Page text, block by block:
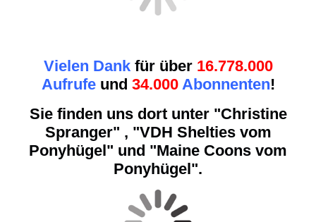
Vielen Dank für über 16.778.000
Aufrufe und 34.000Abonnenten!
Sie finden uns dort unter "Christine
Spranger" , "VDH Shelties vom
Ponyhügel" und "Maine Coons vom
Ponyhügel".